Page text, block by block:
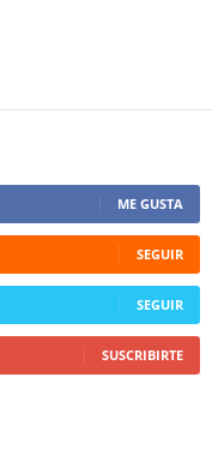
ME GUSTA
SEGUIR
SEGUIR
SUSCRIBIRTE